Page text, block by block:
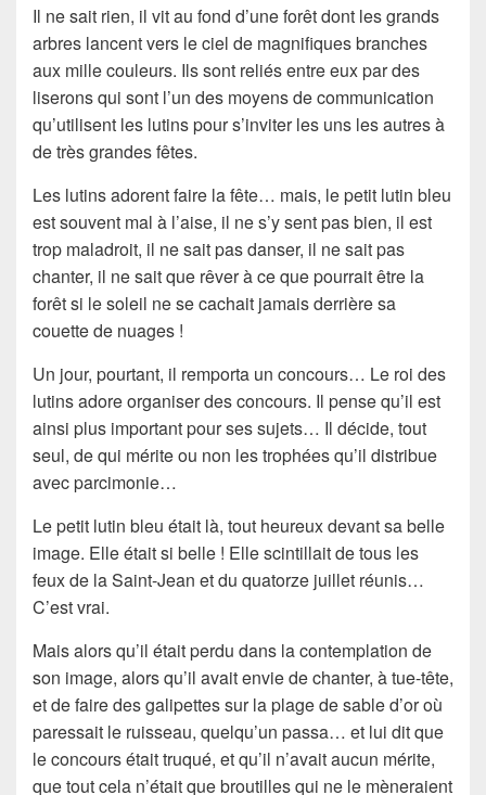
Il ne sait rien, il vit au fond d’une forêt dont les grands
arbres lancent vers le ciel de magnifiques branches
aux mille couleurs. Ils sont reliés entre eux par des
liseronsqui sont l’un des moyens de communication
qu’utilisent les lutins pour s’inviter les uns les autres à
de très grandes fêtes.
Les lutinsadorent faire la fête… mais, le petit lutin bleu
est souvent mal à l’aise, il ne s’y sent pas bien, il est
trop maladroit, il ne sait pas danser, il ne sait pas
chanter, il ne sait que rêverà ce que pourrait être la
forêt si le soleil ne se cachait jamais derrière sa
couette de nuages !
Un jour, pourtant, il remporta un concours… Le roi des
lutinsadore organiser desconcours. Il pense qu’il est
ainsi plus important pour ses sujets… Il décide, tout
seul, de qui mérite ou non les trophées qu’il distribue
avecparcimonie…
Le petit lutin bleu était là, tout heureux devant sa belle
image. Elle était si belle ! Elle scintillait de tous les
feux de laSaint-Jean et du quatorze juillet réunis…
C’est vrai.
Mais alors qu’il était perdu dans la contemplation de
son image, alors qu’il avait envie dechanter, à tue-tête,
et de faire desgalipettessur la plage de sable d’or où
paressait le ruisseau, quelqu’un passa… et lui dit que
le concours était truqué, et qu’il n’avait aucun mérite,
que tout cela n’était que broutilles qui ne le mèneraient